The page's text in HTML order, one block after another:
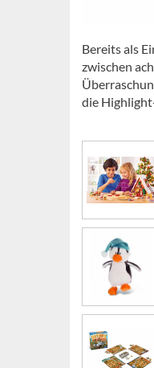
Bereits als
zwischen
die